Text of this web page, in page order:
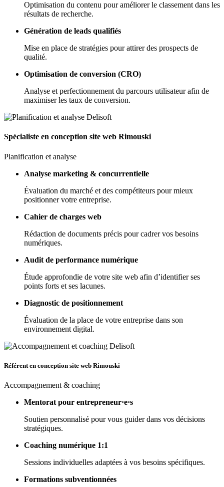
Optimisation du contenu pour améliorer le classement dans les
résultats de recherche.
Génération de leads qualifiés
Mise en place de stratégies pour attirer des prospects de
qualité.
Optimisation de conversion (CRO)
Analyse et perfectionnement du parcours utilisateur afin de
maximiser les taux de conversion.
Spécialiste en conception site web Rimouski
Planification et analyse
Analyse marketing & concurrentielle
Évaluation du marché et des compétiteurs pour mieux
positionner votre entreprise.
Cahier de charges web
Rédaction de documents précis pour cadrer vos besoins
numériques.
Audit de performance numérique
Étude approfondie de votre site web afin d’identifier ses
points forts et ses lacunes.
Diagnostic de positionnement
Évaluation de la place de votre entreprise dans son
environnement digital.
Référent en conception site web Rimouski
Accompagnement & coaching
Mentorat pour entrepreneur·e·s
Soutien personnalisé pour vous guider dans vos décisions
stratégiques.
Coaching numérique 1:1
Sessions individuelles adaptées à vos besoins spécifiques.
Formations subventionnées